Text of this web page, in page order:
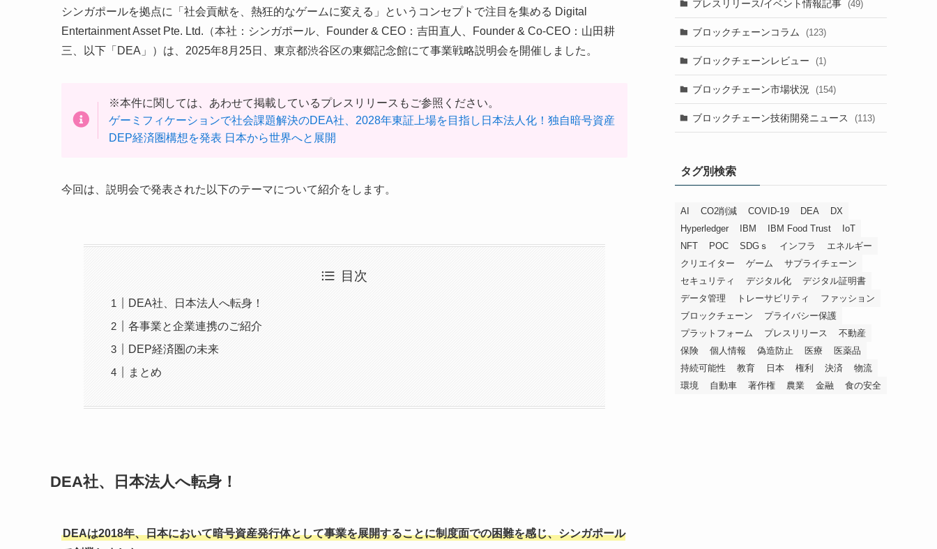
シンガポールを拠点に「社会貢献を、熱狂的なゲームに変える」というコンセプトで注目を集める Digital
Entertainment Asset Pte. Ltd.（本社：シンガポール、Founder & CEO：吉田直人、Founder & Co-CEO：山田耕
三、以下「DEA」）は、2025年8月25日、東京都渋谷区の東郷記念館にて事業戦略説明会を開催しました。
※本件に関しては、あわせて掲載しているプレスリリースもご参照ください。
ゲーミフィケーションで社会課題解決のDEA社、2028年東証上場を⽬指し⽇本法⼈化！独⾃暗号資産
DEP経済圏構想を発表 ⽇本から世界へと展開
今回は、説明会で発表された以下のテーマについて紹介をします。
目次
DEA社、日本法人へ転身！
各事業と企業連携のご紹介
DEP経済圏の未来
まとめ
DEA社、日本法人へ転身！
DEAは2018年、日本において暗号資産発行体として事業を展開することに制度面での困難を感じ、シンガポール
プレスリリース/イベント情報記事 (49)
ブロックチェーンコラム (123)
ブロックチェーンレビュー (1)
ブロックチェーン市場状況 (154)
ブロックチェーン技術開発ニュース (113)
タグ別検索
AI CO2削減 COVID-19 DEA
DX
Hyperledger
IBM IBM Food Trust
IoT
NFT
POC SDGｓ インフラ
エネルギー
クリエイター
ゲーム
サプライチェーン
セキュリティ
デジタル化
デジタル証明書
データ管理
トレーサビリティ
ファッション
ブロックチェーン
プライバシー保護
プラットフォーム
プレスリリース
不動産
保険
個人情報 偽造防止 医療
医薬品
持続可能性
教育 日本 権利 決済
物流
環境
自動車 著作権 農業 金融 食の安全